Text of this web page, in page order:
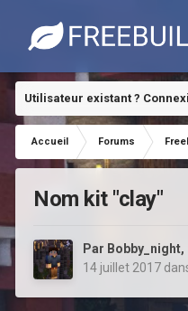
Utilisateur existant ?
Accueil Forums
Nom kit "clay"
Par Bobby_night,
14 juillet 2017